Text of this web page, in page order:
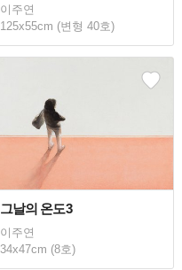
이주연
125x55cm (변형 40호)
그날의 온도3
이주연
34x47cm (8호)